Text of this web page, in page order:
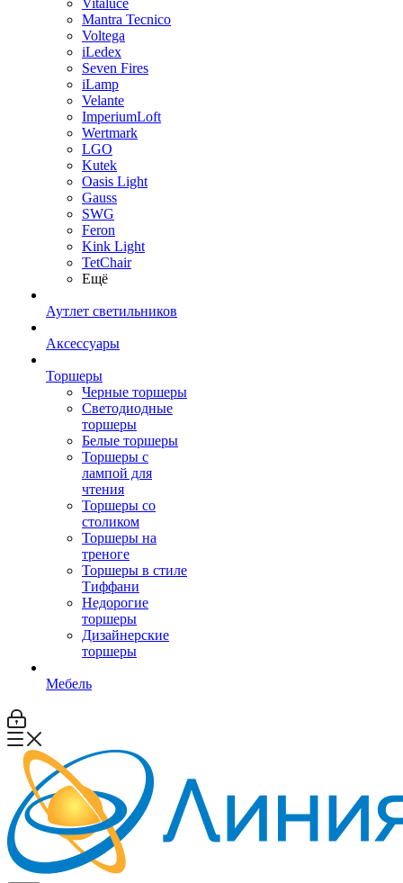
Vitaluce
Mantra Tecnico
Voltega
iLedex
Seven Fires
iLamp
Velante
ImperiumLoft
Wertmark
LGO
Kutek
Oasis Light
Gauss
SWG
Feron
Kink Light
TetСhair
Ещё
Аутлет светильников
Аксессуары
Торшеры
Черные торшеры
Светодиодные
торшеры
Белые торшеры
Торшеры с
лампой для
чтения
Торшеры со
столиком
Торшеры на
треноге
Торшеры в стиле
Тиффани
Недорогие
торшеры
Дизайнерские
торшеры
Мебель